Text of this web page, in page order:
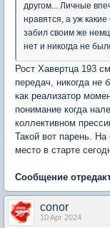
другом... Личные
нравятся, а уж
забил своим же
нет и никогда не
Рост Хавертца 193
передач, никогда не
как реализатор
понимание когда
коллективном
Такой вот парень.
место в старте
Сообщение
conor
10 Apr 2024